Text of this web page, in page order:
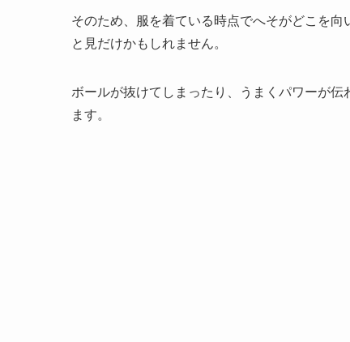
そのため、服を着ている時点でへそがどこを
と見だけかもしれません。
ボールが抜けてしまったり、うまくパワーが
ます。